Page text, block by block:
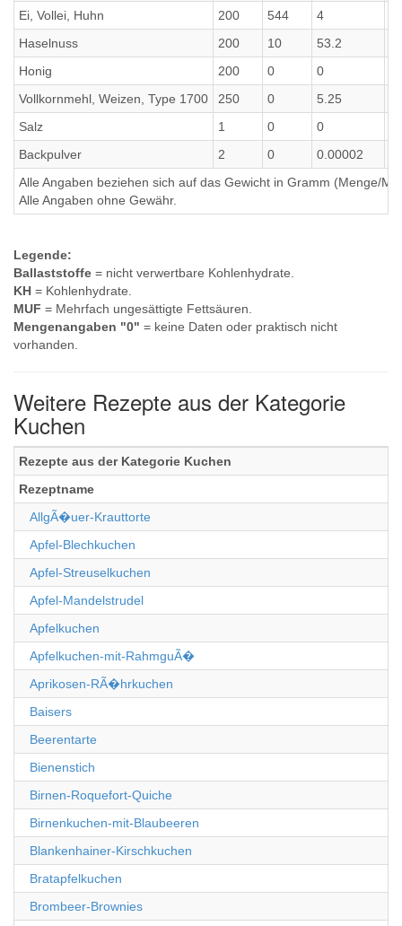
Ei, Vollei, Huhn 200 544 4
Haselnuss
200 10 53.2
Honig
200 0 0
Vollkornmehl, Weizen, Type 1700
250 0 5.25
Salz
1 0 0
Backpulver
2 0 0.00002
Alle Angaben beziehen sich auf das Gewicht in Gramm (Menge/
Alle Angaben ohne Gewähr.
Legende:
Ballaststoffe = nicht verwertbare Kohlenhydrate.
KH = Kohlenhydrate.
MUF = Mehrfach ungesättigte Fettsäuren.
Mengenangaben "0" = keine Daten oder praktisch nicht
vorhanden.
Weitere Rezepte aus der Kategorie
Kuchen
Rezepte aus der Kategorie Kuchen
Rezeptname
AllgÃ�uer-Krauttorte
Apfel-Blechkuchen
Apfel-Streuselkuchen
Apfel-Mandelstrudel
Apfelkuchen
Apfelkuchen-mit-RahmguÃ�
Aprikosen-RÃ�hrkuchen
Baisers
Beerentarte
Bienenstich
Birnen-Roquefort-Quiche
Birnenkuchen-mit-Blaubeeren
Blankenhainer-Kirschkuchen
Bratapfelkuchen
Brombeer-Brownies